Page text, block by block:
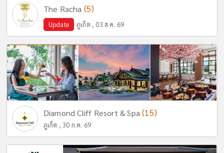
The Racha (5)
Update ภูเก็ต , 03 ส.ค. 69
Diamond Cliff Resort & Spa(15)
ภูเก็ต , 30 ก.ค. 69